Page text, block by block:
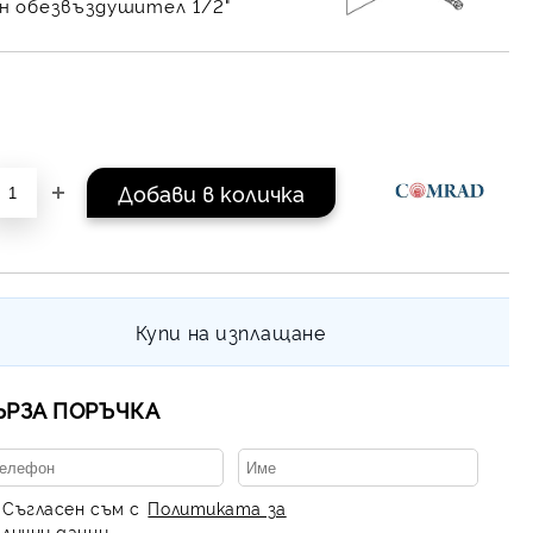
обезвъздушител 1/2"
Купи на изплащане
ПОРЪЧКА
Съгласен съм с Политиката за